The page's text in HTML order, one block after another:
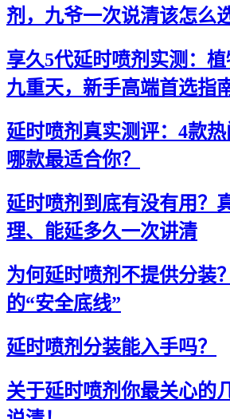
剂，九爷一次说清该怎么
享久5代延时喷剂实测：
九重天，新手高端首选指
延时喷剂真实测评：4款热
哪款最适合你？
延时喷剂到底有没有用？
理、能延多久一次讲清
为何延时喷剂不提供分装
的“安全底线”
延时喷剂分装能入手吗？
关于延时喷剂你最关心的